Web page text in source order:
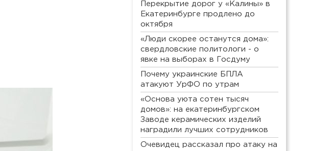
Перекрытие дорог у «Калины» в
Екатеринбурге продлено до
октября
«Люди скорее останутся дома»:
свердловские политологи - о
явке на выборах в Госдуму
Почему украинские БПЛА
атакуют УрФО по утрам
«Основа уюта сотен тысяч
домов»: на екатеринбургском
Заводе керамических изделий
наградили лучших сотрудников
Очевидец рассказал про атаку на